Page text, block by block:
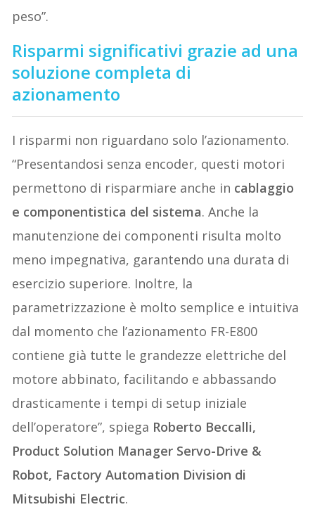
peso”.
Risparmi significativi grazie ad una
soluzione completa di
azionamento
I risparmi non riguardano solo l’azionamento.
“Presentandosi senza encoder, questi motori
permettono di risparmiare anche in cablaggio
e componentistica del sistema. Anche la
manutenzione dei componenti risulta molto
meno impegnativa, garantendo una durata di
esercizio superiore. Inoltre, la
parametrizzazione è molto semplice e intuitiva
dal momento che l’azionamento FR-E800
contiene già tutte le grandezze elettriche del
motore abbinato, facilitando e abbassando
drasticamente i tempi di setup iniziale
dell’operatore”, spiega Roberto Beccalli,
Product Solution Manager Servo-Drive &
Robot, Factory Automation Division di
Mitsubishi Electric.